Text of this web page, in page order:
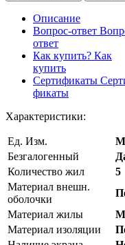
Описание
Вопрос-ответ
ответ
Как купить? Как
купить
Сертификаты
фикаты
Характеристики:
Ед. Изм.
М
Безгалогенный
Количество жил
5
Материал внешн.
оболочки
Материал жилы
Материал изоляции